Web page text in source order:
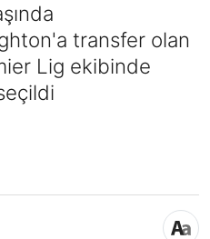
transfer olan
Lig ekibinde